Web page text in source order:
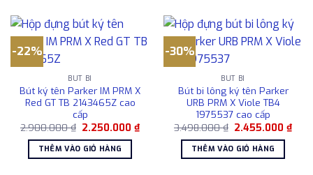
-22%
BÚT BI
Bút ký tên Parker IM PRM X
Red GT TB 2143465Z cao
cấp
2.900.000₫ Giá
là:
2.900.000 ₫.
2.250.000₫Giá
hiện
2.250.000 ₫.
THÊM VÀO GIỎ HÀNG
-30%
BÚT BI
Bút bi lông ký tên Parker
URB PRM X Viole TB4
1975537 cao cấp
3.498.000₫ Giá
là:
3.498.000 ₫.
2.455.000₫Giá
hiện
THÊM VÀO GIỎ HÀNG